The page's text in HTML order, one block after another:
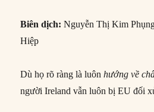
Biên dịch: Nguyễn Thị Kim
Hiệp
Dù họ rõ ràng là luônhướng về
người Ireland vẫn luôn bị EU đối